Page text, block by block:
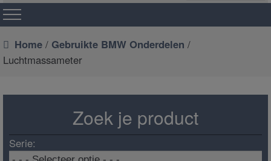
Home / Gebruikte BMW Onderdelen /
Luchtmassameter
Zoek je product
Serie: